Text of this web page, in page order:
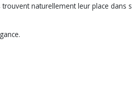
naturellement leur place dans